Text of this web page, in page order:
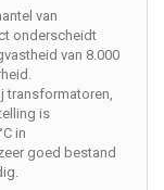
van
onderscheidt
van 8.000
transformatoren,
is
in
goed bestand